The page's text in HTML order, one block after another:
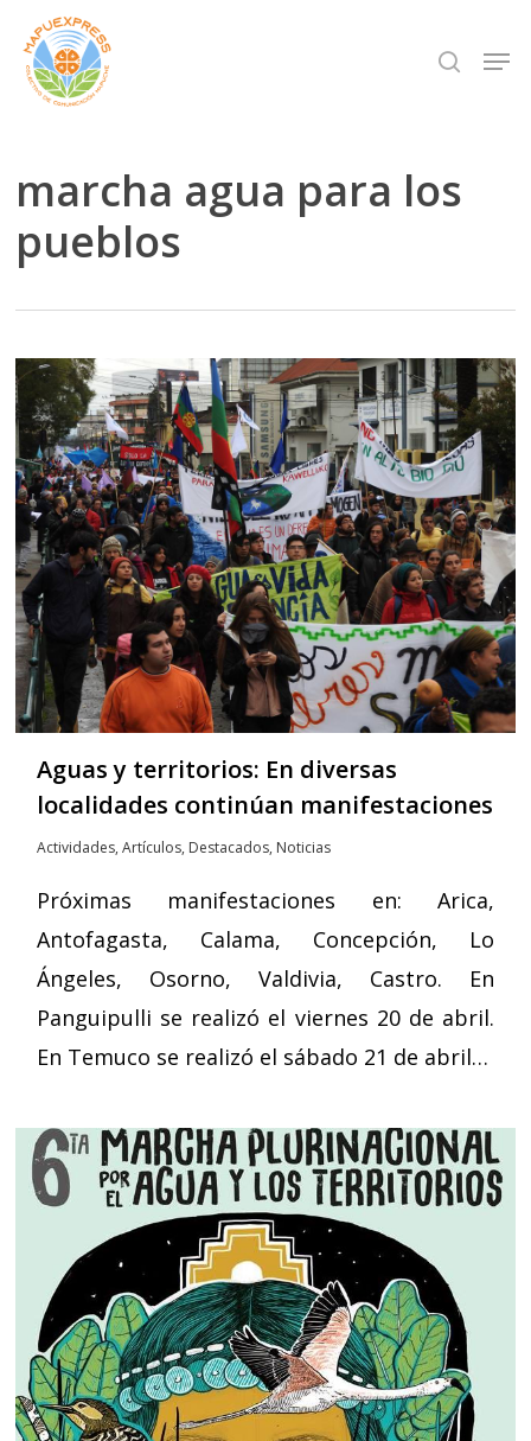
Skip
main
search
marcha agua para los
pueblos
Aguas y territorios: En diversas
localidades continúan manifestaciones
Actividades,Artículos, Destacados, Noticias
Próximas manifestaciones en: Arica,
Antofagasta, Calama, Concepción, Lo
Ángeles, Osorno, Valdivia, Castro. En
Panguipulli se realizó el viernes 20 de abril.
En Temuco se realizó el sábado 21 de abril…
Close